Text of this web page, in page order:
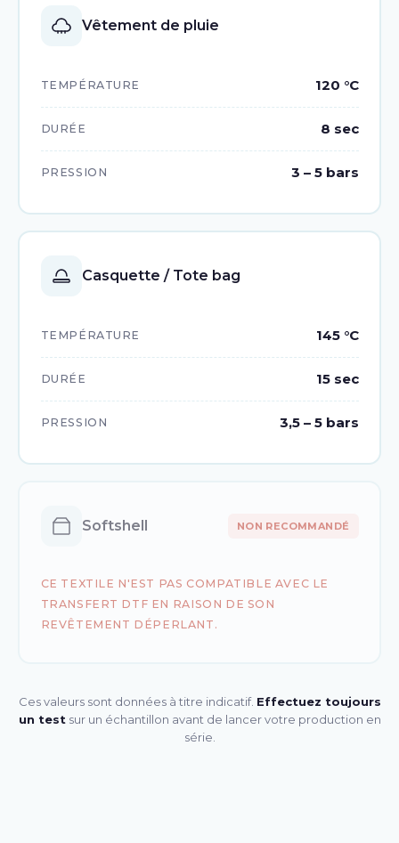
Vêtement de pluie
TEMPÉRATURE 120 °C
DURÉE 8 sec
PRESSION 3 – 5 bars
Casquette / Tote bag
TEMPÉRATURE 145 °C
DURÉE 15 sec
PRESSION 3,5 – 5 bars
Softshell
CE TEXTILE N'EST PAS COMPATIBLE AVEC LE
TRANSFERT DTF EN RAISON DE SON
REVÊTEMENT DÉPERLANT.
Ces valeurs sont données à titre indicatif. Effectuez toujours
un testsur un échantillon avant de lancer votre production en
série.